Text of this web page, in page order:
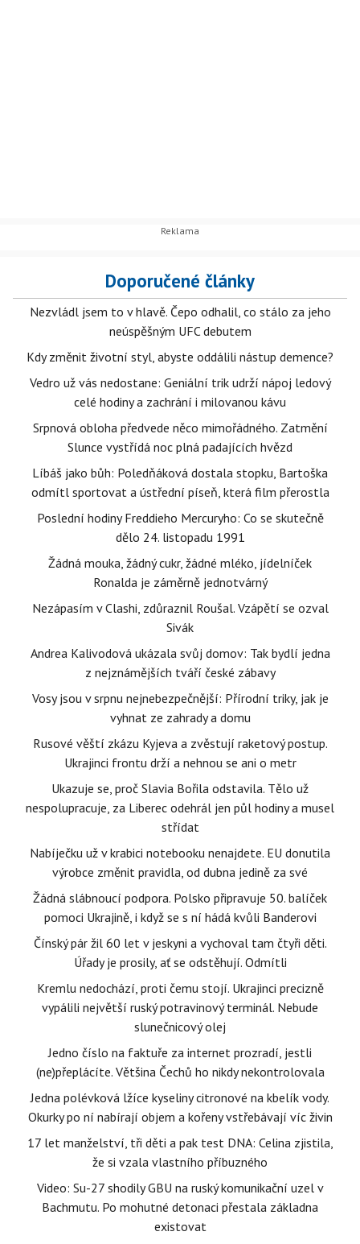
Doporučené články
Nezvládl jsem to v hlavě. Čepo odhalil, co stálo za jeho
neúspěšným UFC debutem
Kdy změnit životní styl, abyste oddálili nástup demence?
Vedro už vás nedostane: Geniální trik udrží nápoj ledový
celé hodiny a zachrání i milovanou kávu
Srpnová obloha předvede něco mimořádného. Zatmění
Slunce vystřídá noc plná padajících hvězd
Líbáš jako bůh: Poledňáková dostala stopku, Bartoška
odmítl sportovat a ústřední píseň, která film přerostla
Poslední hodiny Freddieho Mercuryho: Co se skutečně
dělo 24. listopadu 1991
Žádná mouka, žádný cukr, žádné mléko, jídelníček
Ronalda je záměrně jednotvárný
Nezápasím v Clashi, zdůraznil Roušal. Vzápětí se ozval
Sivák
Andrea Kalivodová ukázala svůj domov: Tak bydlí jedna
z nejznámějších tváří české zábavy
Vosy jsou v srpnu nejnebezpečnější: Přírodní triky, jak je
vyhnat ze zahrady a domu
Rusové věští zkázu Kyjeva a zvěstují raketový postup.
Ukrajinci frontu drží a nehnou se ani o metr
Ukazuje se, proč Slavia Bořila odstavila. Tělo už
nespolupracuje, za Liberec odehrál jen půl hodiny a musel
střídat
Nabíječku už v krabici notebooku nenajdete. EU donutila
výrobce změnit pravidla, od dubna jedině za své
Žádná slábnoucí podpora. Polsko připravuje 50. balíček
pomoci Ukrajině, i když se s ní hádá kvůli Banderovi
Čínský pár žil 60 let v jeskyni a vychoval tam čtyři děti.
Úřady je prosily, ať se odstěhují. Odmítli
Kremlu nedochází, proti čemu stojí. Ukrajinci precizně
vypálili největší ruský potravinový terminál. Nebude
slunečnicový olej
Jedno číslo na faktuře za internet prozradí, jestli
(ne)přeplácíte. Většina Čechů ho nikdy nekontrolovala
Jedna polévková lžíce kyseliny citronové na kbelík vody.
Okurky po ní nabírají objem a kořeny vstřebávají víc živin
17 let manželství, tři děti a pak test DNA: Celina zjistila,
že si vzala vlastního příbuzného
Video: Su-27 shodily GBU na ruský komunikační uzel v
Bachmutu. Po mohutné detonaci přestala základna
existovat